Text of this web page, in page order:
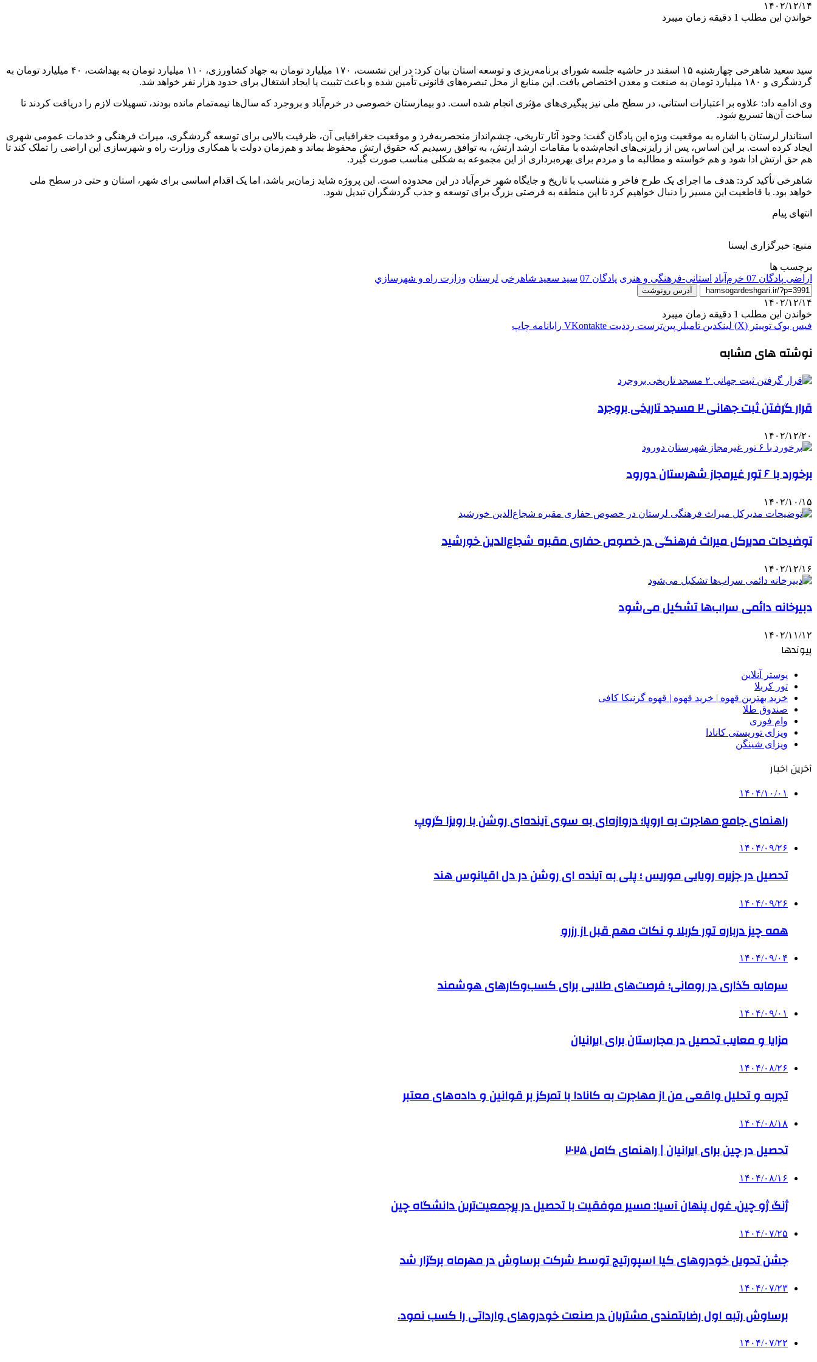
۱۴۰۲/۱۲/۱۴
خواندن این مطلب 1 دقیقه زمان میبرد
سید سعید شاهرخی چهارشنبه ۱۵ اسفند در حاشیه جلسه شورای برنامه‌ریزی و توسعه استان بیان کرد: در این نشست، ۱۷۰ میلیارد تومان به جهاد کشاورزی، ۱۱۰ میلیارد تومان به بهداشت، ۴۰ میلیارد تومان به
گردشگری و ۱۸۰ میلیارد تومان به صنعت و معدن اختصاص یافت. این منابع از محل تبصره‌های قانونی تأمین شده و باعث تثبیت یا ایجاد اشتغال برای حدود هزار نفر خواهد شد.
وی ادامه داد: علاوه بر اعتبارات استانی، در سطح ملی نیز پیگیری‌های مؤثری انجام شده است. دو بیمارستان خصوصی در خرم‌آباد و بروجرد که سال‌ها نیمه‌تمام مانده بودند، تسهیلات لازم را دریافت کردند تا
ساخت آن‌ها تسریع شود.
استاندار لرستان با اشاره به موقعیت ویژه این پادگان گفت: وجود آثار تاریخی، چشم‌انداز منحصربه‌فرد و موقعیت جغرافیایی آن، ظرفیت بالایی برای توسعه گردشگری، میراث فرهنگی و خدمات عمومی شهری
ایجاد کرده است. بر این اساس، پس از رایزنی‌های انجام‌شده با مقامات ارشد ارتش، به توافق رسیدیم که حقوق ارتش محفوظ بماند و هم‌زمان دولت با همکاری وزارت راه و شهرسازی این اراضی را تملک کند تا
هم حق ارتش ادا شود و هم خواسته و مطالبه ما و مردم برای بهره‌برداری از این مجموعه به شکلی مناسب صورت گیرد.
شاهرخی تأکید کرد: هدف ما اجرای یک طرح فاخر و متناسب با تاریخ و جایگاه شهر خرم‌آباد در این محدوده است. این پروژه شاید زمان‌بر باشد، اما یک اقدام اساسی برای شهر، استان و حتی در سطح ملی
خواهد بود. با قاطعیت این مسیر را دنبال خواهیم کرد تا این منطقه به فرصتی بزرگ برای توسعه و جذب گردشگران تبدیل شود.
انتهای پیام
منبع: خبرگزاری ایسنا
برچسب ها
اراضی پادگان 07 خرم‌آباد
استانی-فرهنگی و هنری پادگان 07 سید سعید شاهرخی لرستان وزارت راه و شهرسازي
آدرس رونوشت
۱۴۰۲/۱۲/۱۴
خواندن این مطلب 1 دقیقه زمان میبرد
فیس بوک توییتر (X) لینکدین ‫تامبلر ‫پین‌ترست ‫رددیت ‫VKontakte رایانامه چاپ
نوشته های مشابه
قرار گرفتن ثبت جهانی ۲ مسجد تاریخی بروجرد
۱۴۰۲/۱۲/۲۰
برخورد با ۶ تور غیرمجاز شهرستان دورود
۱۴۰۲/۱۰/۱۵
توضیحات مدیرکل میراث فرهنگی در خصوص حفاری مقبره شجاع‌الدین خورشید
۱۴۰۲/۱۲/۱۶
دبیرخانه دائمی سراب‌ها تشکیل می‌شود
۱۴۰۲/۱۱/۱۲
پیوندها
پوستر آنلاین
تور کربلا
خرید بهترین قهوه | خرید قهوه | قهوه گرنیکا کافی
صندوق طلا
وام فوری
ویزای توریستی کانادا
ویزای شینگن
آخرین اخبار
۱۴۰۴/۱۰/۰۱
راهنمای جامع مهاجرت به اروپا؛ دروازه‌ای به سوی آینده‌ای روشن با رویزا گروپ
۱۴۰۴/۰۹/۲۶
تحصیل در جزیره رویایی موریس ؛ پلی به آینده ‌ای روشن در دل اقیانوس ‌هند
۱۴۰۴/۰۹/۲۶
همه چیز درباره تور کربلا و نکات مهم قبل از رزرو
۱۴۰۴/۰۹/۰۴
سرمایه گذاری در رومانی؛ فرصت‌های طلایی برای کسب‌وکارهای هوشمند
۱۴۰۴/۰۹/۰۱
مزایا و معایب تحصیل در مجارستان برای ایرانیان
۱۴۰۴/۰۸/۲۶
تجربه و تحلیل واقعی من از مهاجرت به کانادا با تمرکز بر قوانین و داده‌های معتبر
۱۴۰۴/۰۸/۱۸
تحصیل در چین برای ایرانیان | راهنمای کامل ۲۰۲۵
۱۴۰۴/۰۸/۱۶
ژنگ ژو چین، غول پنهان آسیا: مسیر موفقیت با تحصیل در پرجمعیت‌ترین دانشگاه چین
۱۴۰۴/۰۷/۲۵
جشن تحویل خودروهای کیا اسپورتیج توسط شرکت برساوش در مهرماه برگزار شد
۱۴۰۴/۰۷/۲۳
برساوش رتبه اول رضایتمندی مشتریان در صنعت خودروهای وارداتی را کسب نمود.
۱۴۰۴/۰۷/۲۲